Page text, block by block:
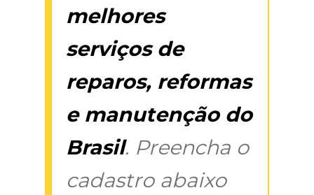
melhores
serviços de
reparos, reformas
e manutenção do
Brasil. Preencha o
cadastro abaixo